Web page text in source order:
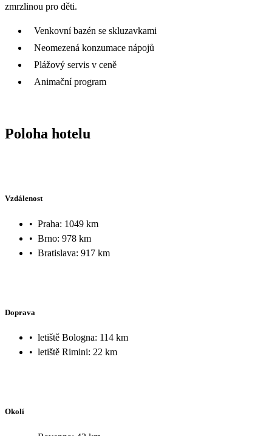
zmrzlinou pro děti.
Venkovní bazén se skluzavkami
Neomezená konzumace nápojů
Plážový servis v ceně
Animační program
Poloha hotelu
Vzdálenost
• Praha: 1049 km
• Brno: 978 km
• Bratislava: 917 km
Doprava
• letiště Bologna: 114 km
• letiště Rimini: 22 km
Okolí